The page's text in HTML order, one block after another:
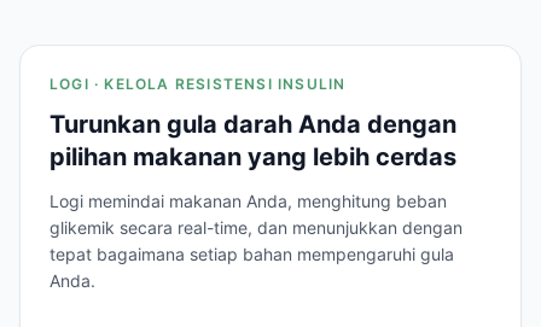
LOGI · KELOLA RESISTENSI INSULIN
Turunkan gula darah Anda dengan
pilihan makanan yang lebih cerdas
Logi memindai makanan Anda, menghitung beban
glikemik secara real-time, dan menunjukkan dengan
tepat bagaimana setiap bahan mempengaruhi gula
Anda.